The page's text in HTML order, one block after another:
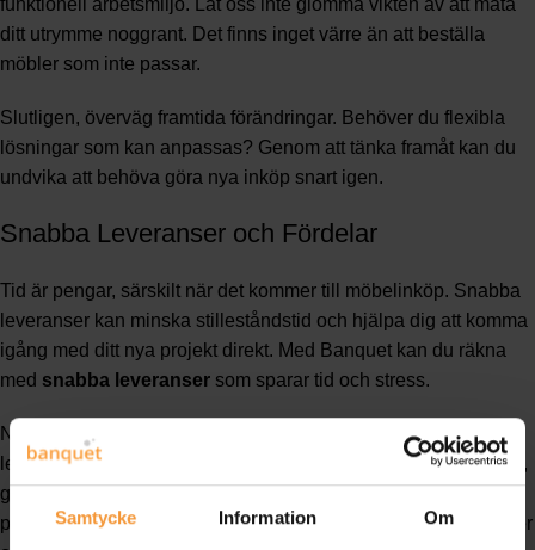
Samtycke Information Om
ditt utrymme noggrant. Det finns inget värre än att beställa
möbler som inte passar.
Slutligen, överväg framtida förändringar. Behöver du flexibla
lösningar som kan anpassas? Genom att tänka framåt kan du
undvika att behöva göra nya inköp snart igen.
Snabba Leveranser och Fördelar
Tid är pengar, särskilt när det kommer till möbelinköp. Snabba
leveranser kan minska stilleståndstid och hjälpa dig att komma
igång med ditt nya projekt direkt. Med Banquet kan du räkna
med snabba leveranser som sparar tid och stress.
När du har gjort dina val är det dags att beställa. Att välja en
leverantör som Banquet, som betonar snabbhet och pålitlighet,
gör hela skillnaden. Pålitliga leveranser betyder att du kan
planera ditt projekt utan oväntade förseningar. För att förstå mer